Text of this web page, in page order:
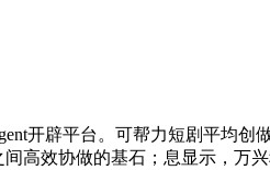
开辟平台。可帮力短剧平均创
高效协做的基石；息显示，万